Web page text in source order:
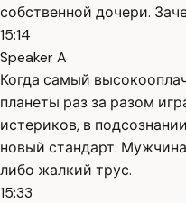
собственной дочери.
15:14
Speaker A
Когда самый
планеты раз за разом
истериков, в
новый стандарт.
либо жалкий трус.
15:33